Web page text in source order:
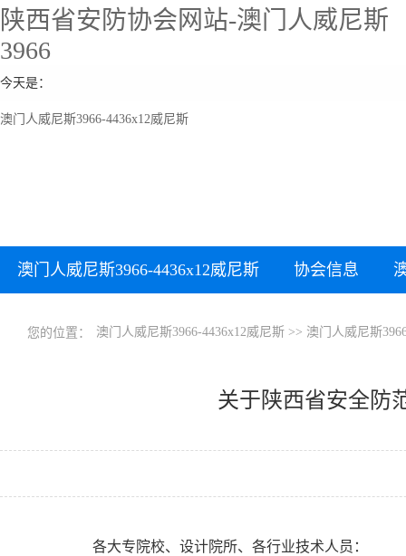
陕西省安防协会网站-澳门人威尼斯
3966
今天是：
澳门人威尼斯3966-4436x12威尼斯
澳门人威尼斯3966-4436x12威尼斯 协会信息
您的位置： 澳门人威尼斯3966-4436x12威尼斯 >> 澳门人威尼斯
关于陕西省安全防
各大专院校、设计院所、各行业技术人员：